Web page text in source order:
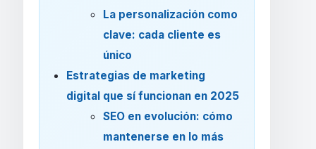
La personalización como
clave: cada cliente es
único
Estrategias de marketing
digital que sí funcionan en 2025
SEO en evolución: cómo
mantenerse en lo más